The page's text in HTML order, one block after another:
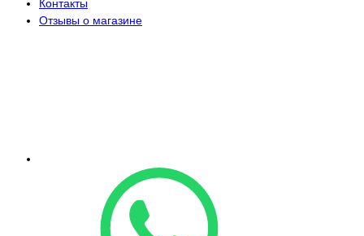
Контакты
Отзывы о магазине